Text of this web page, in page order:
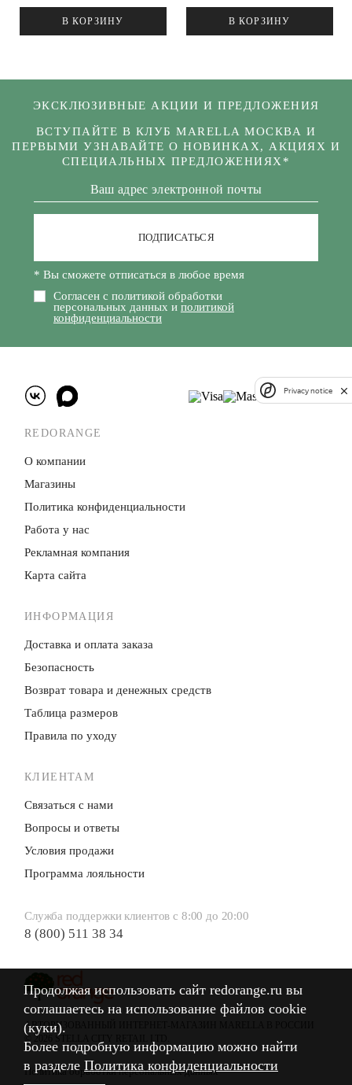
В КОРЗИНУ В КОРЗИНУ
ЭКСКЛЮЗИВНЫЕ АКЦИИ И ПРЕДЛОЖЕНИЯ
ВСТУПАЙТЕ В КЛУБ MARELLA МОСКВА И
ПЕРВЫМИ УЗНАВАЙТЕ О НОВИНКАХ, АКЦИЯХ И
СПЕЦИАЛЬНЫХ ПРЕДЛОЖЕНИЯХ*
ПОДПИСАТЬСЯ
Согласен с политикой обработки
персональных данных и политикой
конфиденциальности
* Вы сможете отписаться в любое время
REDORANGE
О компании
Магазины
Политика конфиденци­альности
Работа у нас
Рекламная компания
Карта сайта
ИНФОРМАЦИЯ
Доставка и оплата заказа
Безопасность
Возврат товара и денежных средств
Таблица размеров
Правила по уходу
КЛИЕНТАМ
Связаться с нами
Вопросы и ответы
Условия продажи
Программа лояльности
Служба поддержки клиентов с 8:00 до 20:00
8 (800) 511 38 34
Политика обработки персональных данных
АВТОРИЗОВАННЫЙ ИНТЕРНЕТ-МАГАЗИН MARELLA В РОССИИ
© 2026 STELLA CITY RETAIL LTD.
Продолжая использовать сайт redorange.ru вы
соглашаетесь на использование файлов cookie
(куки).
Более подробную информацию можно найти
в разделе Политика конфиденциальности
Продолжая использовать сайт redorange.ru вы
соглашаетесь на использование файлов cookie
(куки).
Более подробную информацию можно найти
в разделе Политика конфиденциальности
Privacy notice